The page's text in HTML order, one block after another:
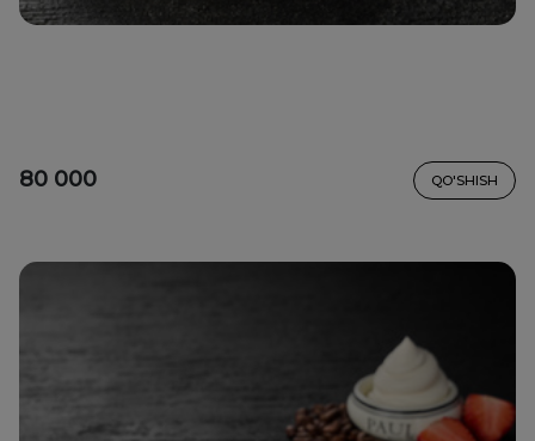
80 000 QO'SHISH